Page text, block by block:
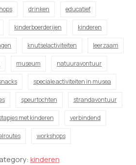
drinken educatief
kinderboerderijen kinderen
knutselactiviteiten leerzaam
museum natuuravontuur
speciale activiteiten in musea
speurtochten strandavontuur
met kinderen verbindend
workshops
kinderen